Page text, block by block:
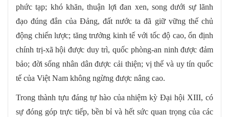
phức tạp; khó khăn, thuận lợi đan xen, song dưới sự lãnh
đạo đúng đắn của Đảng, đất nước ta đã giữ vững thế chủ
động chiến lược; tăng trưởng kinh tế với tốc độ cao, ổn định
chính trị-xã hội được duy trì, quốc phòng-an ninh được đảm
bảo; đời sống nhân dân được cải thiện; vị thế và uy tín quốc
tế của Việt Nam không ngừng được nâng cao.
Trong thành tựu đáng tự hào của nhiệm kỳ Đại hội XIII, có
sự đóng góp trực tiếp, bền bỉ và hết sức quan trọng của các